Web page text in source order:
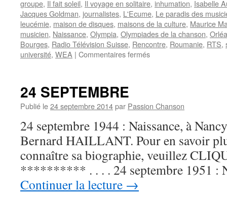
groupe, Il fait soleil, Il voyage en solitaire, inhumation, Isabelle
Jacques Goldman, journalistes, L'Ecume, Le paradis des
leucémie, maison de disques, maisons de la culture, Maurice
musicien, Naissance, Olympia, Olympiades de la chanson,
Bourges, Radio Télévision Suisse, Rencontre, Roumanie, RTS,
université, WEA | Commentaires ferméssur
24 SEPTEMBRE
Publié le24 septembre 2014par Passion Chanson
24 septembre 1944 : Naissance, à
Bernard HAILLANT. Pour en savoir
connaître sa biographie, veuillez
********** . . . . 24 septembre 1951 :
Continuer la lecture →